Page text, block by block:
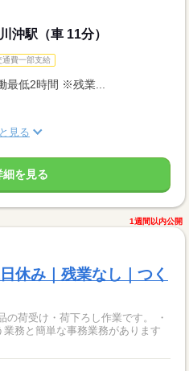
沖駅（車 11分）
通費一部支給
最低2時間 ※残業...
見る
細を見る
1週間以内公開
休み｜残業なし｜つく
の荷受け・荷下ろし作業です。 ・
務と簡単な事務業務があります